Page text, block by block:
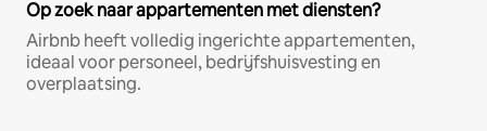
Op zoek naar appartementen met diensten?
Airbnb heeft volledig ingerichte appartementen,
ideaal voor personeel, bedrijfshuisvesting en
overplaatsing.